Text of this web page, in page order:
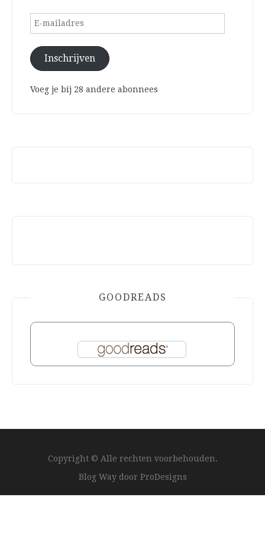
E-
Inschrijven
Voeg je bij 28 andere abonnees
GOODREADS
Copyright © Alle rechten voorbehouden.
Blog Way door ProDesigns